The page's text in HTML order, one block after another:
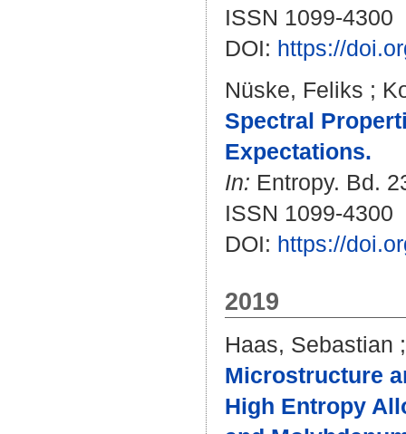
ISSN 1099-4300
DOI: https://
Nüske, Feliks ;
Spectral
Expectations.
In: Entropy. Bd.
ISSN 1099-4300
DOI: https://
2019
Haas, Sebastian
Microstructure
High Entropy